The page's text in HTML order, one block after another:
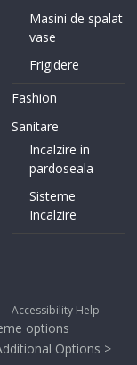
Masini de spalat
vase
Frigidere
Fashion
Sanitare
Incalzire in
pardoseala
Sisteme
Incalzire
Accessibility Help
options
Options >